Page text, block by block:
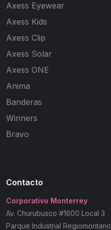
Axess Eyewear
Axess Kids
Axess Clip
Axess Solar
Axess ONE
Anima
Banderas
Winners
Bravo
Contacto
Corporativo Monterrey
Av. Churubusco #1600 Local 3
Parque Industrial Regiomontano